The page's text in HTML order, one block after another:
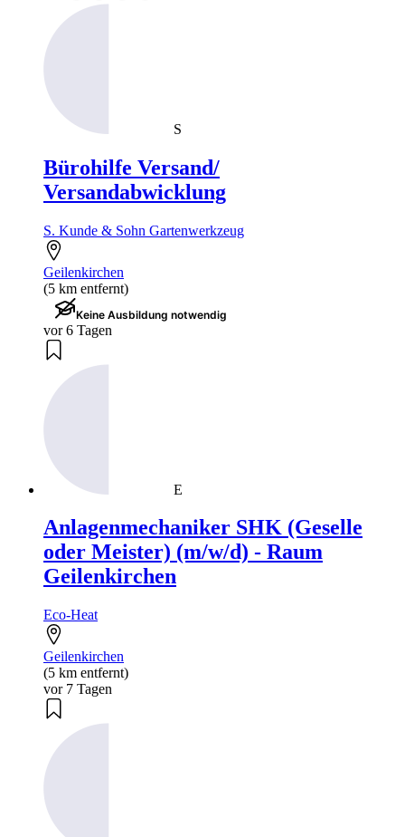
S
Bürohilfe Versand/
Versandabwicklung
S. Kunde & Sohn Gartenwerkzeug
Geilenkirchen
(5 km entfernt)
Keine Ausbildung notwendig
vor 6 Tagen
E
Anlagenmechaniker SHK (Geselle
oder Meister) (m/w/d) - Raum
Geilenkirchen
Eco-Heat
Geilenkirchen
(5 km entfernt)
vor 7 Tagen